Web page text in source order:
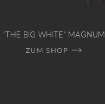
"THE BIG WHITE" MAGNUM
ZUM SHOP